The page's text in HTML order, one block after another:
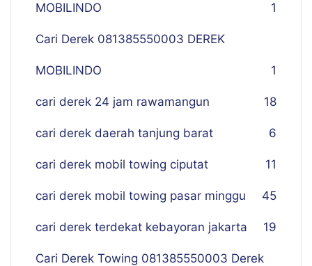
MOBILINDO 1
Cari Derek 081385550003 DEREK
MOBILINDO 1
cari derek 24 jam rawamangun 18
cari derek daerah tanjung barat 6
cari derek mobil towing ciputat 11
cari derek mobil towing pasar minggu 45
cari derek terdekat kebayoran jakarta 19
Cari Derek Towing 081385550003 Derek